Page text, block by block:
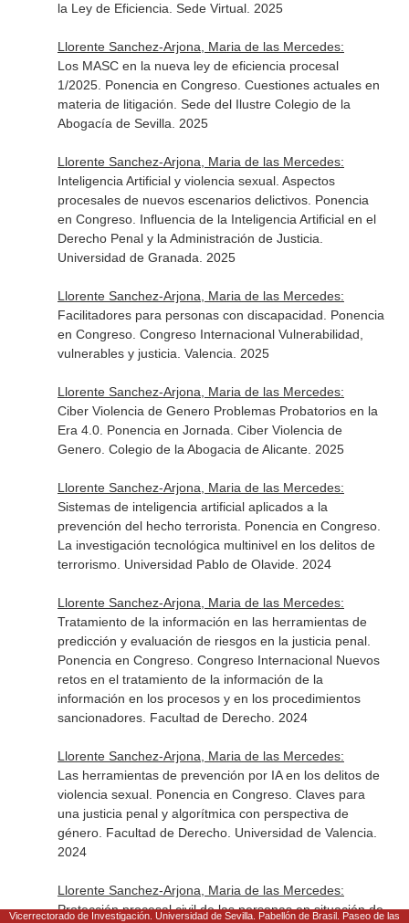
la Ley de Eficiencia. Sede Virtual. 2025
Llorente Sanchez-Arjona, Maria de las Mercedes:
Los MASC en la nueva ley de eficiencia procesal
1/2025. Ponencia en Congreso. Cuestiones actuales en
materia de litigación. Sede del Ilustre Colegio de la
Abogacía de Sevilla. 2025
Llorente Sanchez-Arjona, Maria de las Mercedes:
Inteligencia Artificial y violencia sexual. Aspectos
procesales de nuevos escenarios delictivos. Ponencia
en Congreso. Influencia de la Inteligencia Artificial en el
Derecho Penal y la Administración de Justicia.
Universidad de Granada. 2025
Llorente Sanchez-Arjona, Maria de las Mercedes:
Facilitadores para personas con discapacidad. Ponencia
en Congreso. Congreso Internacional Vulnerabilidad,
vulnerables y justicia. Valencia. 2025
Llorente Sanchez-Arjona, Maria de las Mercedes:
Ciber Violencia de Genero Problemas Probatorios en la
Era 4.0. Ponencia en Jornada. Ciber Violencia de
Genero. Colegio de la Abogacia de Alicante. 2025
Llorente Sanchez-Arjona, Maria de las Mercedes:
Sistemas de inteligencia artificial aplicados a la
prevención del hecho terrorista. Ponencia en Congreso.
La investigación tecnológica multinivel en los delitos de
terrorismo. Universidad Pablo de Olavide. 2024
Llorente Sanchez-Arjona, Maria de las Mercedes:
Tratamiento de la información en las herramientas de
predicción y evaluación de riesgos en la justicia penal.
Ponencia en Congreso. Congreso Internacional Nuevos
retos en el tratamiento de la información de la
información en los procesos y en los procedimientos
sancionadores. Facultad de Derecho. 2024
Llorente Sanchez-Arjona, Maria de las Mercedes:
Las herramientas de prevención por IA en los delitos de
violencia sexual. Ponencia en Congreso. Claves para
una justicia penal y algorítmica con perspectiva de
género. Facultad de Derecho. Universidad de Valencia.
2024
Llorente Sanchez-Arjona, Maria de las Mercedes:
Protección procesal civil de las personas en situación de
Vicerrectorado de Investigación. Universidad de Sevilla. Pabellón de Brasil. Paseo de las